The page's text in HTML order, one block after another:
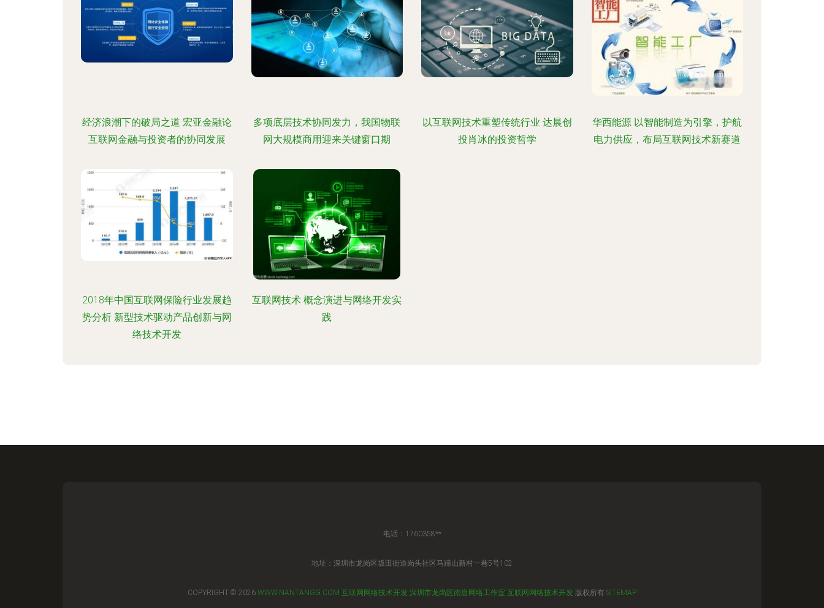
经济浪潮下的破局之道 宏亚金融论
互联网金融与投资者的协同发展
多项底层技术协同发力，我国物联
网大规模商用迎来关键窗口期
以互联网技术重塑传统行业 达晨创
投肖冰的投资哲学
华西能源 以智能制造为引擎，护航
电力供应，布局互联网技术新赛道
2018年中国互联网保险行业发展趋
势分析 新型技术驱动产品创新与网
络技术开发
互联网技术 概念演进与网络开发实
践
电话：1760358**
地址：深圳市龙岗区坂田街道岗头社区马蹄山新村一巷5号102
COPYRIGHT © 2026 WWW.NANTANGG.COM 互联网网络技术开发 深圳市龙岗区南唐网络工作室 互联网网络技术开发 版权所有 SITEMAP